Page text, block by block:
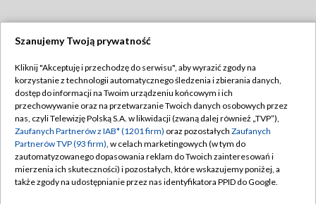
TVP
Abonament TVP
Emisja w TVP
Centrum informacji TVP
Naziemna Telewizja Cyfrowa
Regulamin TVP
Polityka prywatności
Moje zgody
Pomoc
Szanujemy Twoją prywatność
Kliknij "Akceptuję i przechodzę do serwisu", aby wyrazić zgody na
korzystanie z technologii automatycznego śledzenia i zbierania danych,
dostęp do informacji na Twoim urządzeniu końcowym i ich
przechowywanie oraz na przetwarzanie Twoich danych osobowych przez
nas, czyli Telewizję Polską S.A. w likwidacji (zwaną dalej również „TVP”),
Zaufanych Partnerów z IAB* (1201 firm) oraz pozostałych Zaufanych
Partnerów TVP (93 firm), w celach marketingowych (w tym do
zautomatyzowanego dopasowania reklam do Twoich zainteresowań i
mierzenia ich skuteczności) i pozostałych, które wskazujemy poniżej, a
także zgody na udostępnianie przez nas identyfikatora PPID do Google.